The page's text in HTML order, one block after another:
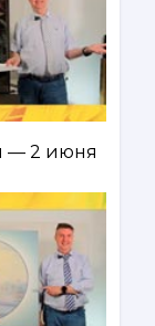
— 2 июня